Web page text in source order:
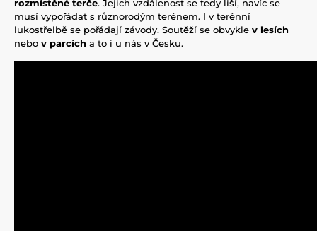
rozmístěné terče. Jejich vzdálenost se tedy liší, navíc se
musí vypořádat s různorodým terénem. I v terénní
lukostřelbě se pořádají závody. Soutěží se obvykle v lesích
nebo v parcích a to i u nás v Česku.